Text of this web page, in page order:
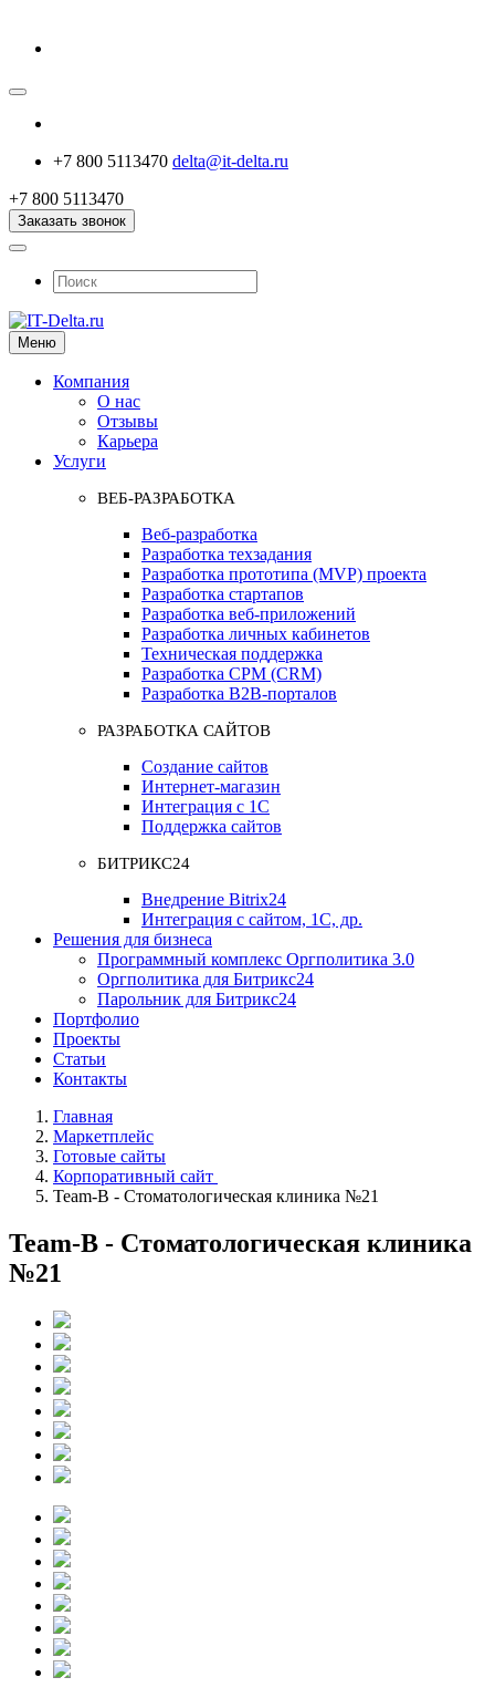
+7 800 5113470 delta@it-delta.ru
+7 800 5113470
Заказать звонок
Меню
Компания
О нас
Отзывы
Карьера
Услуги
ВЕБ-РАЗРАБОТКА
Веб-разработка
Разработка техзадания
Разработка прототипа (MVP) проекта
Разработка стартапов
Разработка веб-приложений
Разработка личных кабинетов
Техническая поддержка
Разработка СРМ (CRM)
Разработка B2B-порталов
РАЗРАБОТКА САЙТОВ
Создание сайтов
Интернет-магазин
Интеграция с 1С
Поддержка сайтов
БИТРИКС24
Внедрение Bitrix24
Интеграция с сайтом, 1С, др.
Решения для бизнеса
Программный комплекс Оргполитика 3.0
Оргполитика для Битрикс24
Парольник для Битрикс24
Портфолио
Проекты
Статьи
Контакты
Главная
Маркетплейс
Готовые сайты
Корпоративный сайт
Team-B - Стоматологическая клиника №21
Team-B - Стоматологическая клиника
№21